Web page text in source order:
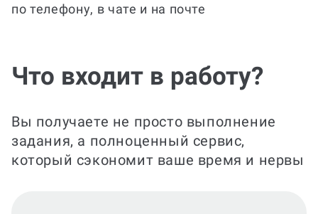
по телефону, в чате и на почте
Что входит в работу?
Вы получаете не просто выполнение
задания, а полноценный сервис,
который сэкономит ваше время и нервы